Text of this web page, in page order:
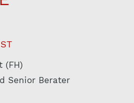
(FH)
Senior Berater